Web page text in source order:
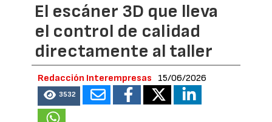
El escáner 3D que lleva
el control de calidad
directamente al taller
Redacción Interempresas 15/06/2026
3532